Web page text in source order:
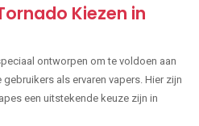
Kiezen in
ontworpen om te voldoen aan
als ervaren vapers. Hier zijn
een uitstekende keuze zijn in